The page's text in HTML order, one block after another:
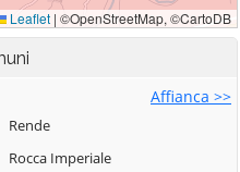
Affianca >>
Rende
Rocca Imperiale